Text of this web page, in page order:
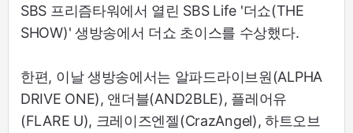
SBS 프리즘타워에서 열린 SBS Life '더쇼(THE
SHOW)' 생방송에서 더쇼 초이스를 수상했다.
한편, 이날 생방송에서는 알파드라이브원(ALPHA
DRIVE ONE), 앤더블(AND2BLE), 플레어유
(FLARE U), 크레이즈엔젤(CrazAngel), 하트오브